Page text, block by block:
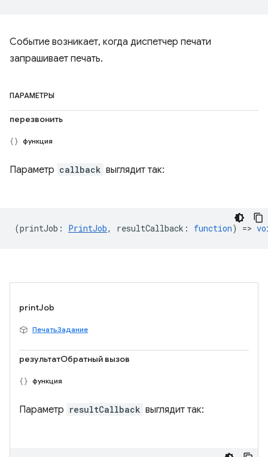
Событие возникает, когда диспетчер печати
запрашивает печать.
ПАРАМЕТРЫ
перезвонить
функция
Параметр callback выглядит так:
(printJob : PrintJob, resultCallback : function) =>
printJob
ПечатьЗадание
результатОбратный вызов
функция
Параметр resultCallback выглядит так: